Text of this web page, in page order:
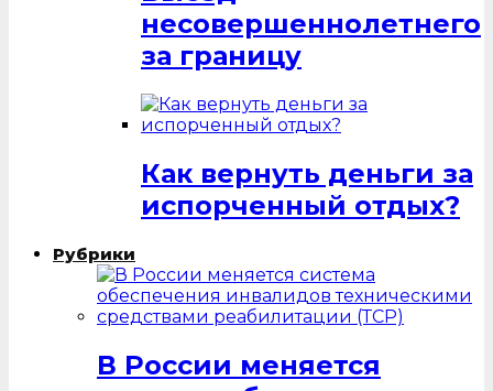
несовершеннолетнего
за границу
Как вернуть деньги за
испорченный отдых?
Рубрики
В России меняется